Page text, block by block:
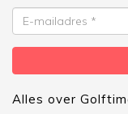
E-
mailadres
Alles over